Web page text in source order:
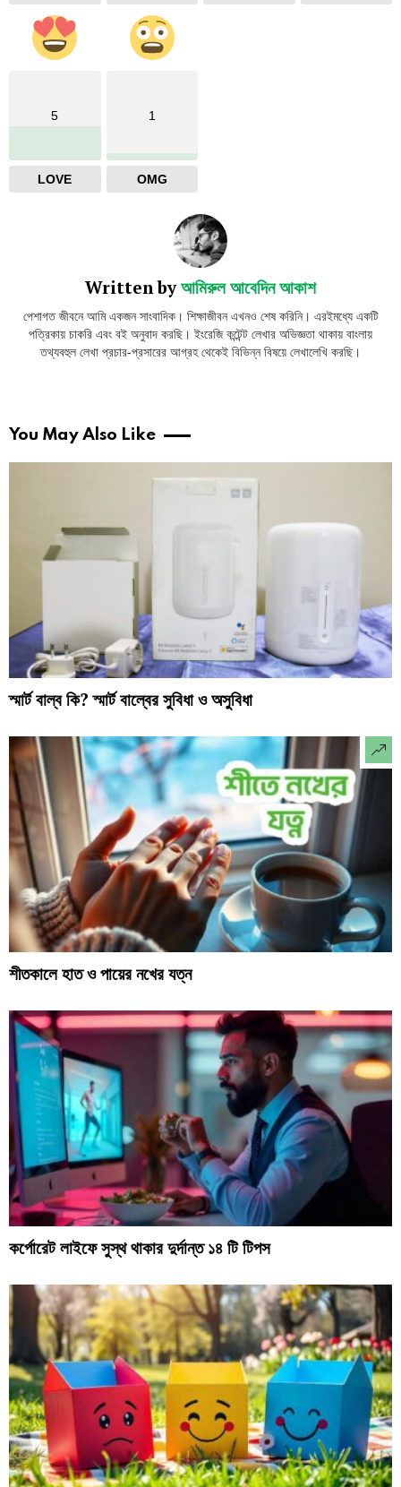
5
LOVE
1
OMG
Written byআমিরুল আবেদিন আকাশ
পেশাগত জীবনে আমি একজন সাংবাদিক। শিক্ষাজীবন এখনও শেষ করিনি। এরইমধ্যে একটি
পত্রিকায় চাকরি এবং বই অনুবাদ করছি। ইংরেজি কন্টেন্ট লেখার অভিজ্ঞতা থাকায় বাংলায়
তথ্যবহুল লেখা প্রচার-প্রসারের আগ্রহ থেকেই বিভিন্ন বিষয়ে লেখালেখি করছি।
You May Also Like
স্মার্ট বাল্ব কি? স্মার্ট বাল্বের সুবিধা ও অসুবিধা
শীতকালে হাত ও পায়ের নখের যত্ন
কর্পোরেট লাইফে সুস্থ থাকার দুর্দান্ত ১৪ টি টিপস